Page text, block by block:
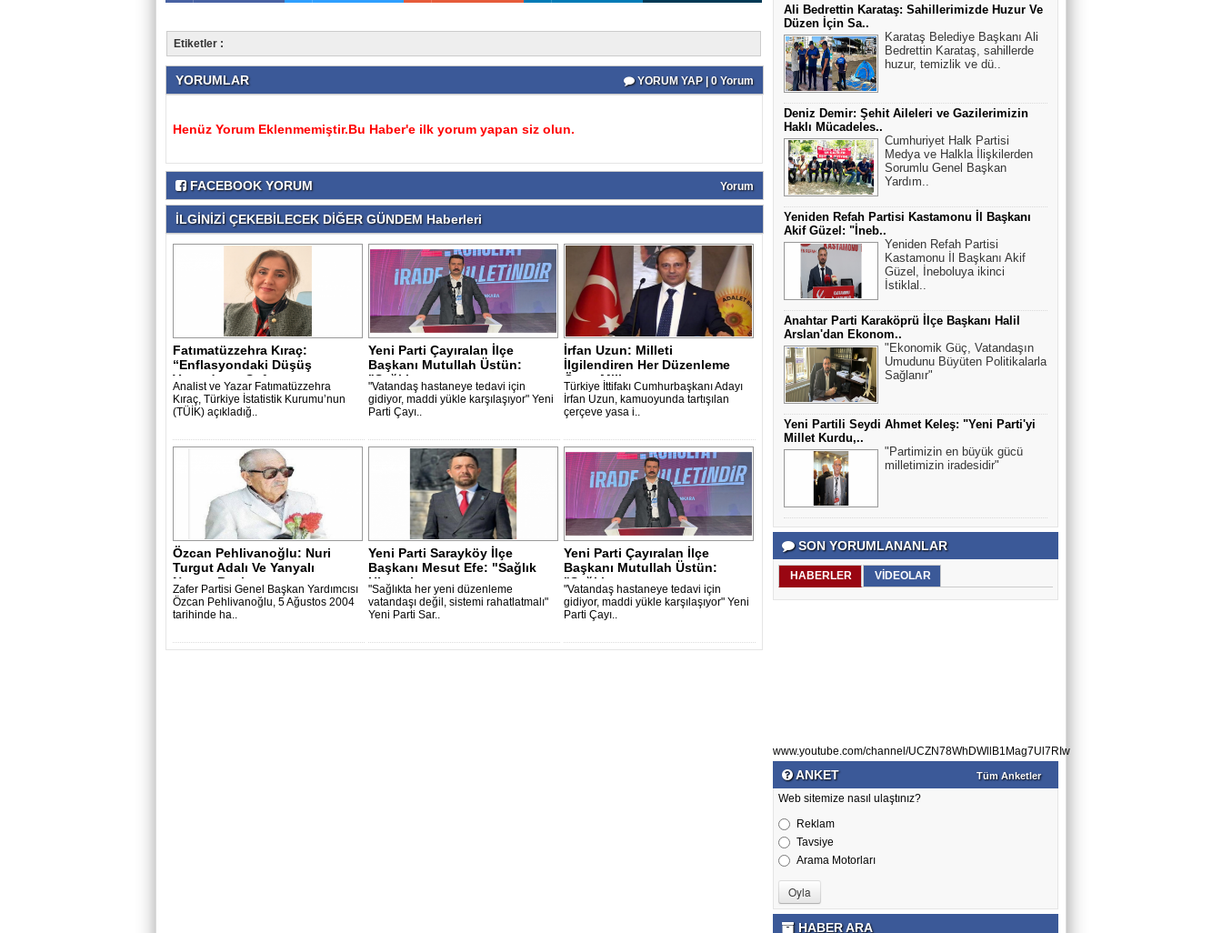
Etiketler :
YORUMLAR YORUM YAP | 0 Yorum
Henüz Yorum Eklenmemiştir.Bu Haber'e ilk yorum yapan siz olun.
FACEBOOK YORUM Yorum
İLGİNİZİ ÇEKEBİLECEK DİĞER GÜNDEM Haberleri
Fatımatüzzehra Kıraç:
“Enflasyondaki Düşüş
Vatandaşın Sofras..
Analist ve Yazar Fatımatüzzehra
Kıraç, Türkiye İstatistik Kurumu’nun
(TÜİK) açıkladığ..
Yeni Parti Çayıralan İlçe
Başkanı Mutullah Üstün:
"Sağlıkta ..
"Vatandaş hastaneye tedavi için
gidiyor, maddi yükle karşılaşıyor" Yeni
Parti Çayı..
İrfan Uzun: Milleti
İlgilendiren Her Düzenleme
Önce Millete ..
Türkiye İttifakı Cumhurbaşkanı Adayı
İrfan Uzun, kamuoyunda tartışılan
çerçeve yasa i..
Özcan Pehlivanoğlu: Nuri
Turgut Adalı Ve Yanyalı
Nusret Bey’..
Zafer Partisi Genel Başkan Yardımcısı
Özcan Pehlivanoğlu, 5 Ağustos 2004
tarihinde ha..
Yeni Parti Sarayköy İlçe
Başkanı Mesut Efe: "Sağlık
Hizmeti ..
"Sağlıkta her yeni düzenleme
vatandaşı değil, sistemi rahatlatmalı"
Yeni Parti Sar..
Yeni Parti Çayıralan İlçe
Başkanı Mutullah Üstün:
"Sağlıkta ..
"Vatandaş hastaneye tedavi için
gidiyor, maddi yükle karşılaşıyor" Yeni
Parti Çayı..
Ali Bedrettin Karataş: Sahillerimizde Huzur Ve
Düzen İçin Sa..
Karataş Belediye Başkanı Ali
Bedrettin Karataş, sahillerde
huzur, temizlik ve dü..
Deniz Demir: Şehit Aileleri ve Gazilerimizin
Haklı Mücadeles..
Cumhuriyet Halk Partisi
Medya ve Halkla İlişkilerden
Sorumlu Genel Başkan
Yardım..
Yeniden Refah Partisi Kastamonu İl Başkanı
Akif Güzel: "İneb..
Yeniden Refah Partisi
Kastamonu İl Başkanı Akif
Güzel, İneboluya ikinci
İstiklal..
Anahtar Parti Karaköprü İlçe Başkanı Halil
Arslan'dan Ekonom..
"Ekonomik Güç, Vatandaşın
Umudunu Büyüten Politikalarla
Sağlanır"
Yeni Partili Seydi Ahmet Keleş: "Yeni Parti'yi
Millet Kurdu,..
"Partimizin en büyük gücü
milletimizin iradesidir"
SON YORUMLANANLAR
HABERLER VİDEOLAR
www.youtube.com/channel/UCZN78WhDWllB1Mag7Ul7RIw
ANKET Tüm Anketler
Web sitemize nasıl ulaştınız?
Reklam
Tavsiye
Arama Motorları
HABER ARA